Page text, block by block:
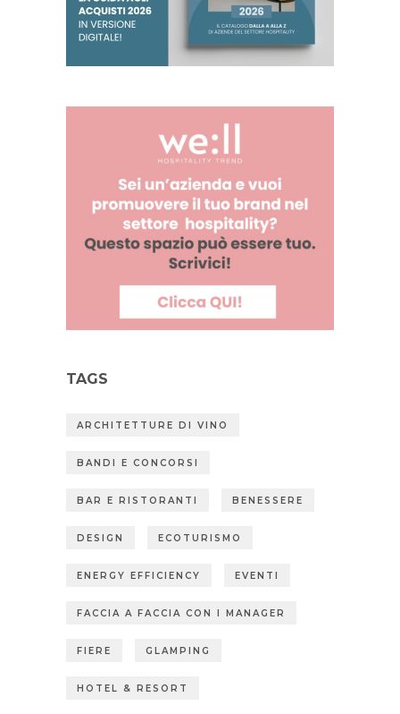
TAGS
ARCHITETTURE DI VINO
BANDI E CONCORSI
BAR E RISTORANTI BENESSERE
DESIGN ECOTURISMO
ENERGY EFFICIENCY EVENTI
FACCIA A FACCIA CON I MANAGER
FIERE GLAMPING
HOTEL & RESORT